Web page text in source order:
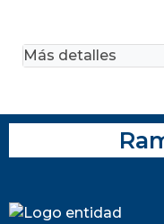
Más detalles